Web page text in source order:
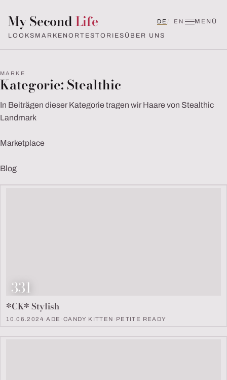
My Second Life
MENÜ
LOOKS MARKEN ORTESTORIES ÜBER UNS
DE Deutsch
EN English (UK)
MARKE
Kategorie: Stealthic
In Beiträgen dieser Kategorie tragen wir Haare von Stealthic
Landmark
Marketplace
Blog
Look Nummer
331
*CK* Stylish
10.06.2024 ·ADE CANDY KITTEN PETITE READY